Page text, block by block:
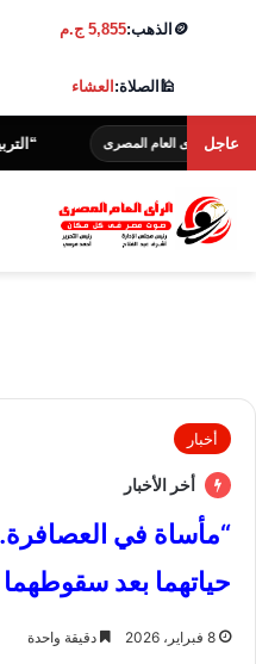
🪙 الذهب:5,855 ج.م
🕌الصلاة:العشاء
عاجل
العام المصرى “التربية”
أخبار
أخر الأخبار
“مأساة في
حياتهما بعد
8 فبراير، 2026 دقيقة واحدة